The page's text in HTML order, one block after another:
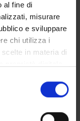
al fine di
misurare
e sviluppare
chi utilizza i
in materia di
in qualsiasi
o facendo clic
- SDGs
degli
2030